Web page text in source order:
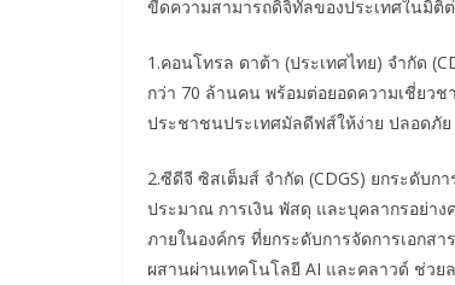
ขีดความสามารถดิจิทัลของประเทศในมิติ
1.คอนโทรล ดาต้า (ประเทศไทย) จํากัด
กว่า 70 ล้านคน พร้อมต่อยอดความเชี่ยว
ประชาชนประเทศมัลดีฟส์ให้ง่าย ปลอดภัย
2.ซีดีจี ซิสเต็มส์ จำกัด (CDGS) ยกระดับก
ประมาณ การเงิน พัสดุ และบุคลากรอย่า
ภายในองค์กร ที่ยกระดับการจัดการเอกส
ผสานผ่านเทคโนโลยี AI และคลาวด์ ช่วย